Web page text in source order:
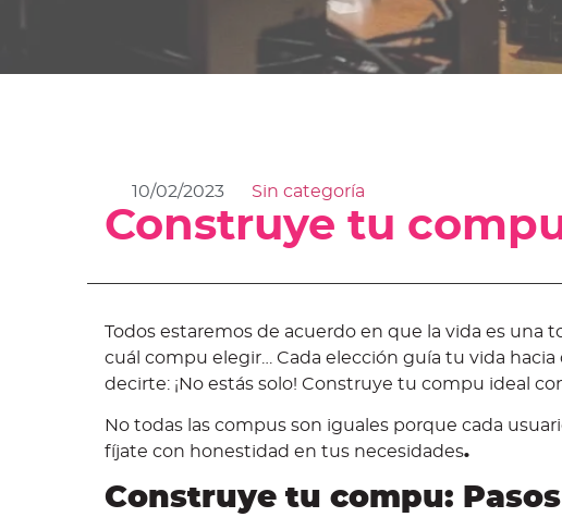
10/02/2023 Sin categoría
Construye tu
Todos estaremos de acuerdo en que la vida es una
cuál compu elegir… Cada elección guía tu vida
decirte: ¡No estás solo! Construye tu compu ideal
No todas las compus son iguales porque cada
fíjate con honestidad en tus necesidades.
Construye tu compu: